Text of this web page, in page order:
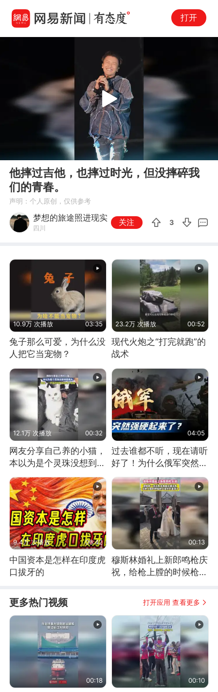
打开
Play
他摔过吉他，也摔过时光，但没摔碎我
们的青春。
声明：个人原创，仅供参考
梦想的旅途照进现实
四川
关注 3
10.9万 次播放 03:35
兔子那么可爱，为什么没
人把它当宠物？
23.2万 次播放 00:52
现代火炮之“打完就跑”的
战术
12.1万 次播放 00:32
网友分享自己养的小猫，
本以为是个灵珠没想到是
魔丸
04:05
过去谁都不听，现在请听
好了！为什么俄军突然强
硬起来了？
9.4万 次播放 06:42
中国资本是怎样在印度虎
口拔牙的
00:13
穆斯林婚礼上新郎鸣枪庆
祝，给枪上膛的时候枪口
更多热门视频 打开应用 查看更多
00:18 00:10